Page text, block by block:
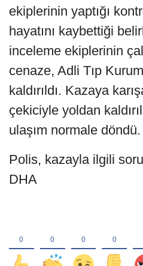
ekiplerinin yaptığı
hayatını kaybettiği
inceleme ekiplerinin
cenaze, Adli Tıp
kaldırıldı. Kazaya
çekiciyle yoldan
ulaşım normale döndü.
Polis, kazayla ilgili
DHA